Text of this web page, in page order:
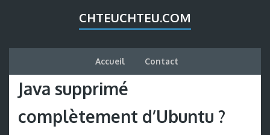
CHTEUCHTEU.COM
Accueil Contact
Java supprimé
complètement d’Ubuntu ?